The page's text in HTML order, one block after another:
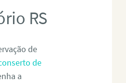
RS
de
de
a